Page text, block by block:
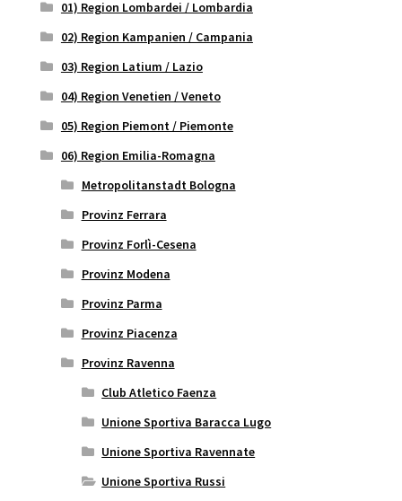
01) Region Lombardei / Lombardia
02) Region Kampanien / Campania
03) Region Latium / Lazio
04) Region Venetien / Veneto
05) Region Piemont / Piemonte
06) Region Emilia-Romagna
Metropolitanstadt Bologna
Provinz Ferrara
Provinz Forlì-Cesena
Provinz Modena
Provinz Parma
Provinz Piacenza
Provinz Ravenna
Club Atletico Faenza
Unione Sportiva Baracca Lugo
Unione Sportiva Ravennate
Unione Sportiva Russi